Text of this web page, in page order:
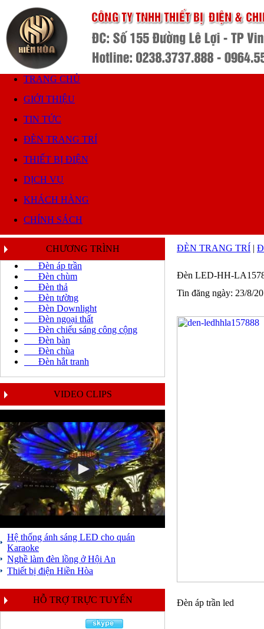
TRANG CHỦ
GIỚI THIỆU
TIN TỨC
ĐÈN TRANG TRÍ
THIẾT BỊ ĐIỆN
DỊCH VỤ
KHÁCH HÀNG
CHÍNH SÁCH
CHƯƠNG TRÌNH
Đèn áp trần
Đèn chùm
Đèn thả
Đèn tường
Đèn Downlight
Đèn ngoại thất
Đèn chiếu sáng công cộng
Đèn bàn
Đèn chùa
Đèn hắt tranh
VIDEO CLIPS
Hệ thống ánh sáng LED cho quán
Karaoke
Nghề làm đèn lồng ở Hội An
Thiết bị điện Hiền Hòa
HỖ TRỢ TRỰC TUYẾN
ĐÈN TRANG TRÍ |
Đèn LED-HH-
Tin đăng ngày: 23/8/
Đèn áp trần led